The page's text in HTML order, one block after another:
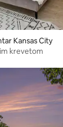
Kansas City
krevetom